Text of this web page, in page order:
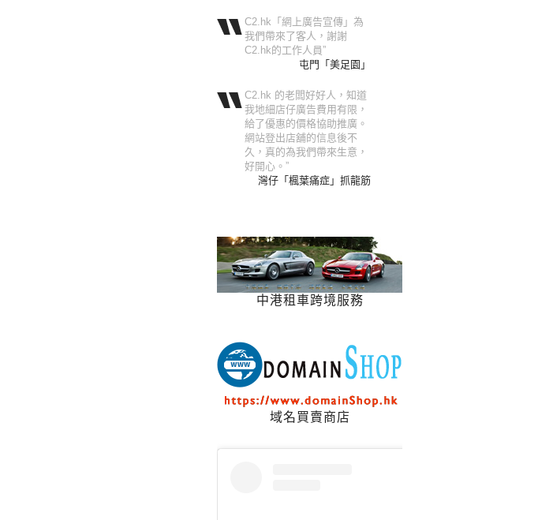
C2.hk「網上廣告宣傳」為
我們帶來了客人，謝謝
C2.hk的工作人員”
屯門「美足園」
C2.hk 的老闆好好人，知道
我地細店仔廣告費用有限，
給了優惠的價格協助推廣。
網站登出店舖的信息後不
久，真的為我們帶來生意，
好開心。”
灣仔「楓葉痛症」抓龍筋
中港租車跨境服務
域名買賣商店